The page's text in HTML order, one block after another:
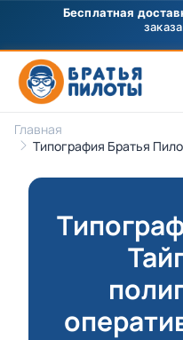
Главная
Типография Братья